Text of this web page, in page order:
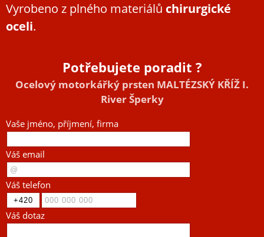
Vyrobeno z plného materiálů chirurgické
oceli.
Potřebujete poradit ?
Ocelový motorkářký prsten MALTÉZSKÝ KŘÍŽ I.
River Šperky
Vaše jméno, příjmení, firma
Váš email
Váš telefon
Váš dotaz